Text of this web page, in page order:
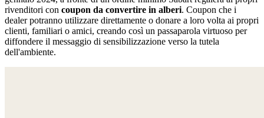
rivenditori con coupon da convertire in alberi. Coupon che i
dealer potranno utilizzare direttamente o donare a loro volta ai propri
clienti, familiari o amici, creando così un passaparola virtuoso per
diffondere il messaggio di sensibilizzazione verso la tutela
dell'ambiente.